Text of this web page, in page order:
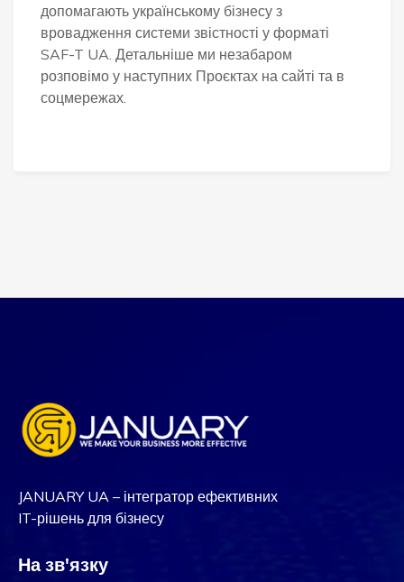
допомагають українському бізнесу з
вровадження системи звістності у форматі
SAF-T UA. Детальніше ми незабаром
розповімо у наступних Проєктах на сайті та в
соцмережах.
JANUARY UA – інтегратор ефективних
IT-рішень для бізнесу
На зв'язку